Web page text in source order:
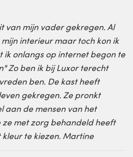
van mijn vader gekregen. Al
interieur maar toch kon ik
ik onlangs op internet begon te
Zo ben ik bij Luxor terecht
ben. De kast heeft
gekregen. Ze pronkt
aan de mensen van het
ze met zorg behandeld heeft
te kiezen. Martine